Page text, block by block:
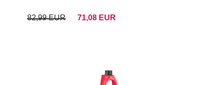
82,99 EUR 71,08 EUR